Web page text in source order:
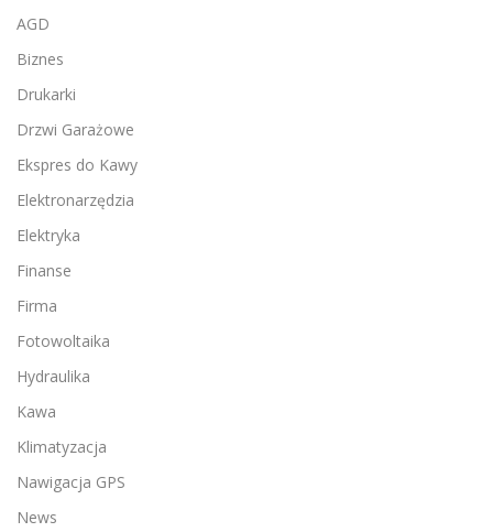
AGD
Biznes
Drukarki
Drzwi Garażowe
Ekspres do Kawy
Elektronarzędzia
Elektryka
Finanse
Firma
Fotowoltaika
Hydraulika
Kawa
Klimatyzacja
Nawigacja GPS
News